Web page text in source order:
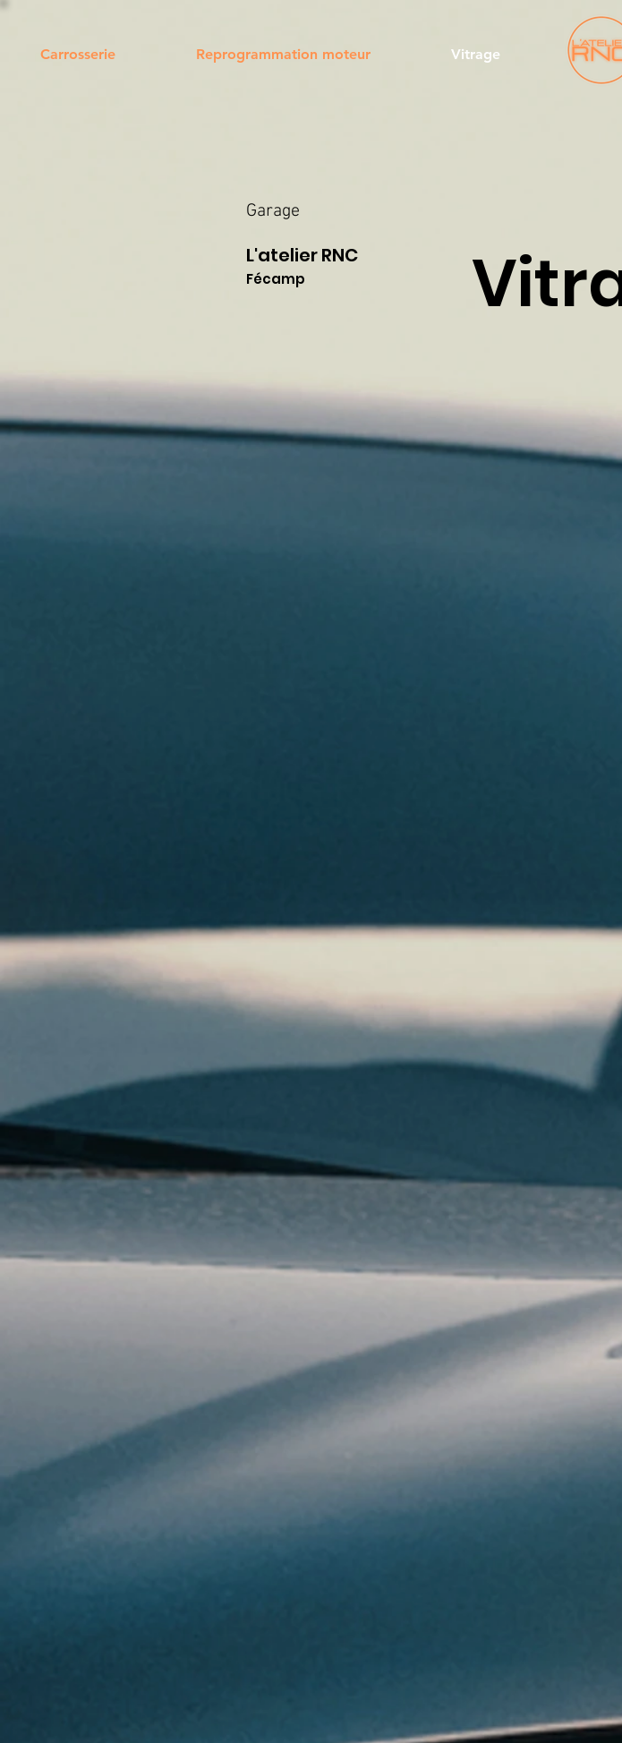
Vitrage
Reprogrammation moteur
Carrosserie
Garage
L'atelier RNC
Fécamp